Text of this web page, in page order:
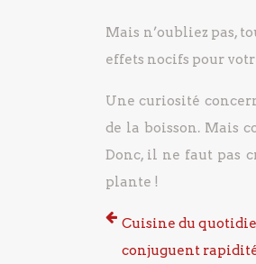
Mais n’oubliez pas,
effets nocifs pour
Une curiosité
de la boisson. Mais
Donc, il ne faut pas
plante !
Cuisine du
conjuguent